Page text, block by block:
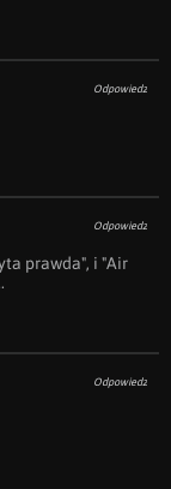
Odpowiedz
Odpowiedz
prawda", i "Air
Odpowiedz